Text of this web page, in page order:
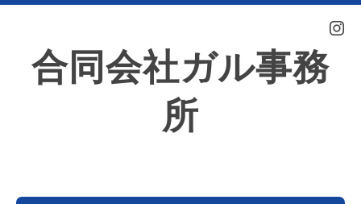
合同会社ガル事務
所